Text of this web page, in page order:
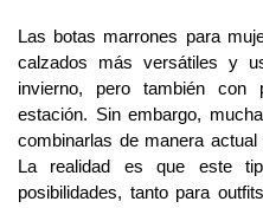
Las botas marrones para
calzados más versátiles y
invierno, pero también con
estación. Sin embargo,
combinarlas de manera
La realidad es que este
posibilidades, tanto para